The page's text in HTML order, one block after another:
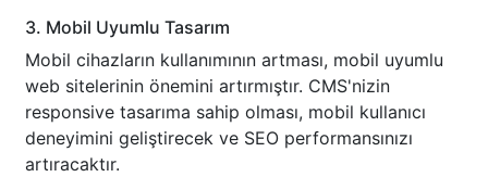
3. Mobil Uyumlu Tasarım
Mobil cihazların kullanımının artması, mobil uyumlu
web sitelerinin önemini artırmıştır. CMS'nizin
responsive tasarıma sahip olması, mobil kullanıcı
deneyimini geliştirecek ve SEO performansınızı
artıracaktır.